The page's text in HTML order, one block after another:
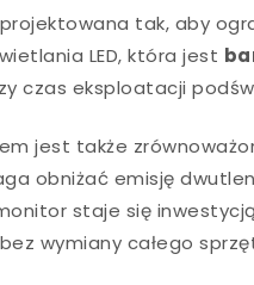
tak, aby
LED, która jest
czas eksploatacji
jest także
obniżać emisję
staje się
wymiany całego